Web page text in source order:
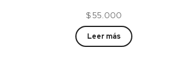
$55.000
Leer más